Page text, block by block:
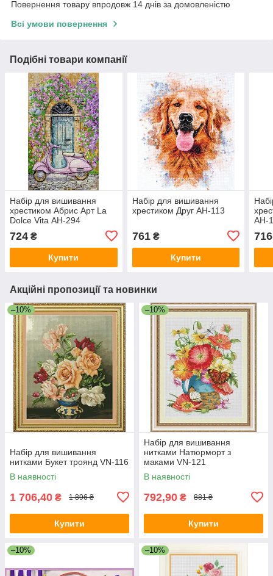
Повернення товару впродовж 14 днів за домовленістю
Всі умови повернення
Подібні товари компанії
Набір для вишивання
хрестиком Абрис Арт La
Dolce Vita АН-294
724 ₴
Купити
Набір для вишивання
хрестиком Друг АН-113
761₴
Купити
АН-
716
Акційні пропозиції та новинки
–10%
Набір для вишивання
нитками Букет троянд VN-116
В наявності
1 706,40 ₴ 1 896 ₴
Купити
–10%
Набір для вишивання
нитками Натюрморт з
маками VN-121
В наявності
792,90 ₴ 881 ₴
Купити
–10% –10%